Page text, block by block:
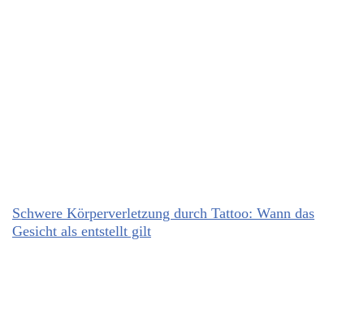
Schwere Körperverletzung durch Tattoo: Wann das
Gesicht als entstellt gilt